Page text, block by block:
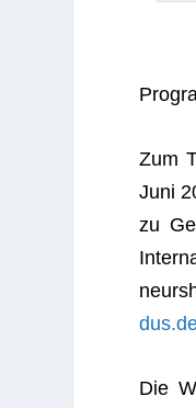
Zum
Juni
zu
Die